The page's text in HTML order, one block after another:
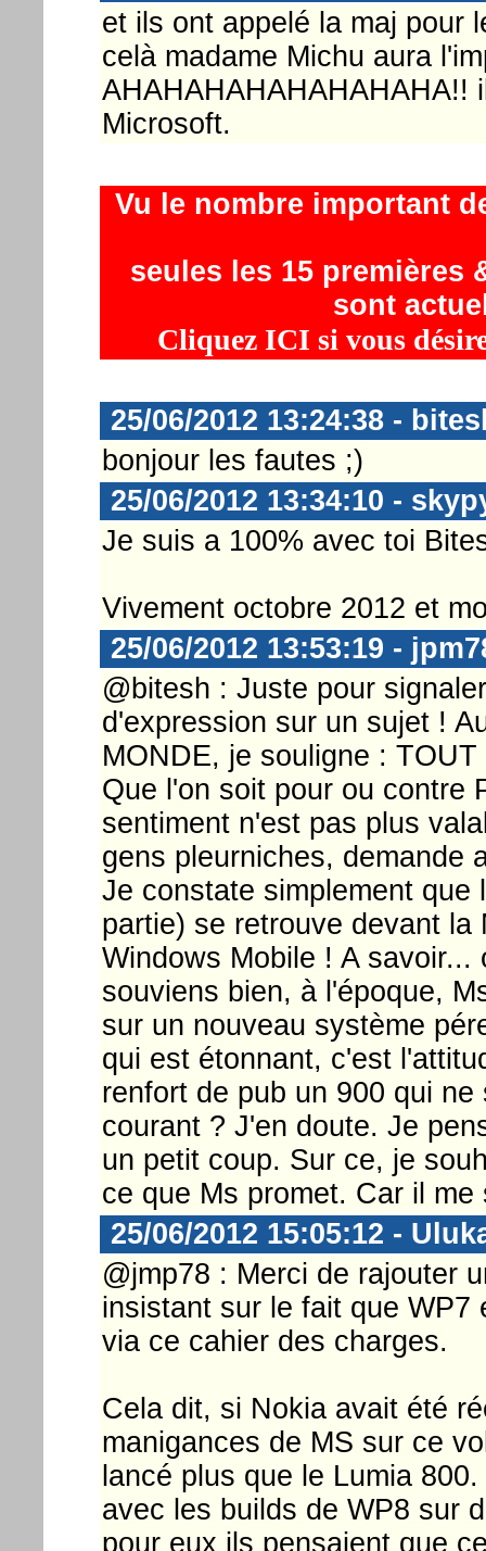
et ils ont appelé la maj pour
celà madame Michu aura
AHAHAHAHAHAHAHAHA!!
Microsoft.
Vu le nombre important
seules les 15 premières
sont
Cliquez ICI si vous
25/06/2012 13:24:38 -
bonjour les fautes ;)
25/06/2012 13:34:10 -
Je suis a 100% avec toi
Vivement octobre 2012 et
25/06/2012 13:53:19 -
@bitesh : Juste pour
d'expression sur un sujet !
MONDE, je souligne :
Que l'on soit pour ou contre
sentiment n'est pas plus
gens pleurniches, demande
Je constate simplement que
partie) se retrouve devant
Windows Mobile ! A
souviens bien, à l'époque,
sur un nouveau système
qui est étonnant, c'est
renfort de pub un 900 qui
courant ? J'en doute. Je
un petit coup. Sur ce, je
ce que Ms promet. Car il
25/06/2012 15:05:12 -
@jmp78 : Merci de rajouter
insistant sur le fait que WP7
via ce cahier des charges.
Cela dit, si Nokia avait été
manigances de MS sur ce
lancé plus que le Lumia
avec les builds de WP8 sur
pour eux ils pensaient que